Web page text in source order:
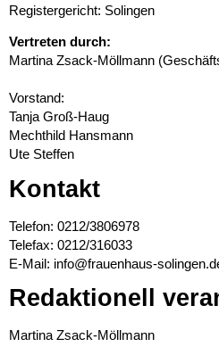
Registergericht: Solingen
Vertreten durch:
Martina Zsack-Möllmann
Vorstand:
Tanja Groß-Haug
Mechthild Hansmann
Ute Steffen
Kontakt
Telefon: 0212/3806978
Telefax: 0212/316033
E-Mail: info@frauenhaus-
Redaktionell
Martina Zsack-Möllmann